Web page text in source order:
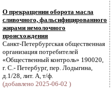
О прекращении оборота масла
сливочного, фальсифицированного
жирами немолочного
происхождения
Санкт-Петербургская общественная
организация потребителей
«Общественный контроль» 190020,
г. С.- Петербург, пер. Лодыгина,
д.1/28, лит. А, т/ф.
(добавлено 2025-06-02 )